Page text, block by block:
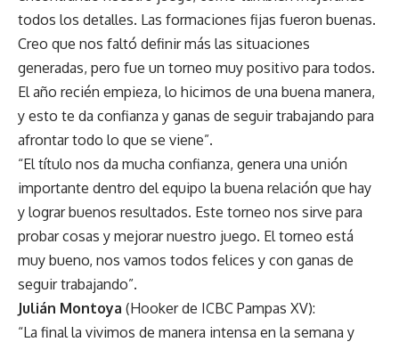
todos los detalles. Las formaciones fijas fueron buenas.
Creo que nos faltó definir más las situaciones
generadas, pero fue un torneo muy positivo para todos.
El año recién empieza, lo hicimos de una buena manera,
y esto te da confianza y ganas de seguir trabajando para
afrontar todo lo que se viene”.
“El título nos da mucha confianza, genera una unión
importante dentro del equipo la buena relación que hay
y lograr buenos resultados. Este torneo nos sirve para
probar cosas y mejorar nuestro juego. El torneo está
muy bueno, nos vamos todos felices y con ganas de
seguir trabajando”.
Julián Montoya (Hooker de ICBC Pampas XV):
“La final la vivimos de manera intensa en la semana y